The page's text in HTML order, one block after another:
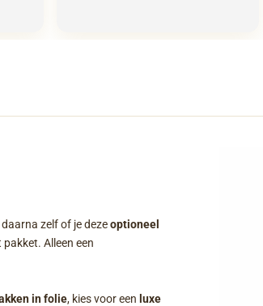
zelf of je dezeoptioneel
Alleen een
in folie, kies voor een luxe